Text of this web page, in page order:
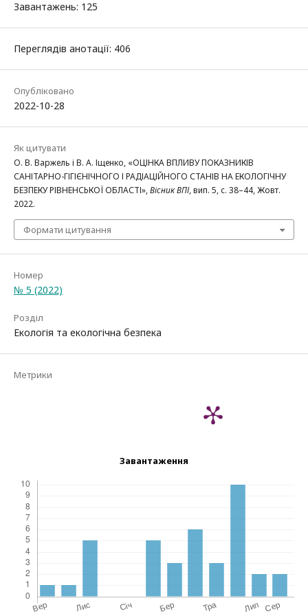
Завантажень: 125
Переглядів анотації: 406
Опубліковано
2022-10-28
Як цитувати
О. В. Варжель і В. А. Іщенко, «ОЦІНКА ВПЛИВУ ПОКАЗНИКІВ
САНІТАРНО-ГІГІЄНІЧНОГО І РАДІАЦІЙНОГО СТАНІВ НА ЕКОЛОГІЧНУ
БЕЗПЕКУ РІВНЕНСЬКОЇ ОБЛАСТІ»,Вісник ВПІ, вип. 5, с. 38–44, Жовт.
2022.
Формати цитування
Номер
№ 5 (2022)
Розділ
Екологія та екологічна безпека
Метрики
Завантаження